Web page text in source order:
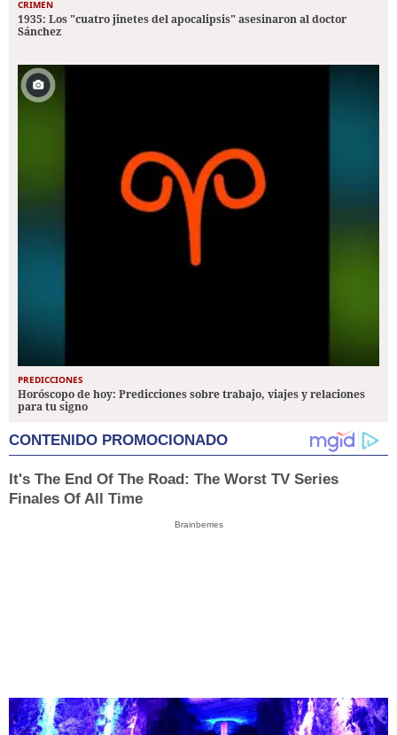
CRIMEN
1935: Los "cuatro jinetes del apocalipsis" asesinaron al doctor
Sánchez
PREDICCIONES
Horóscopo de hoy: Predicciones sobre trabajo, viajes y relaciones
para tu signo
CONTENIDO PROMOCIONADO
It's The End Of The Road: The Worst TV Series
Finales Of All Time
Brainberries